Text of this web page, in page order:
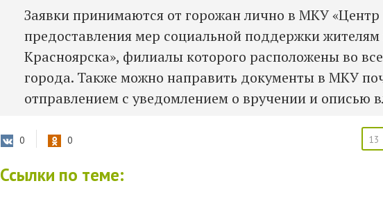
Заявки принимаются от горожан лично в МКУ «Центр
предоставления мер социальной поддержки жителям
Красноярска», филиалы которого расположены во
города. Также можно направить документы в МКУ
отправлением с уведомлением о вручении и описью
0 0 13
Ссылки по теме: